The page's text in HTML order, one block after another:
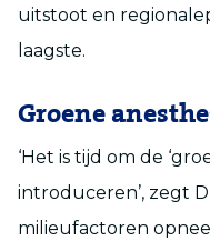
uitstoot en
laagste.
Groene
‘Het is tijd om de
introduceren’, zegt
milieufactoren